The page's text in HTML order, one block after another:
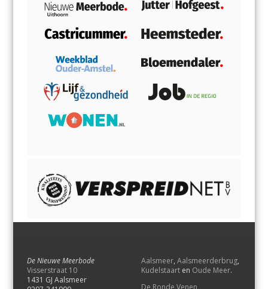
De Nieuwe Meerbode
Visserstraat 10
1431 GJ Aalsmeer
Aalsmeer, Aalsmeerderbrug,
Kudelstaart en Oude Meer.